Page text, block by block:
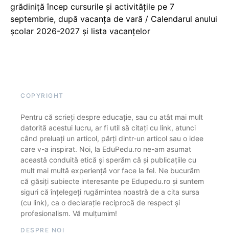
grădiniță încep cursurile și activitățile pe 7
septembrie, după vacanța de vară / Calendarul anului
școlar 2026-2027 și lista vacanțelor
COPYRIGHT
Pentru că scrieți despre educație, sau cu atât mai mult
datorită acestui lucru, ar fi util să citați cu link, atunci
când preluați un articol, părți dintr-un articol sau o idee
care v-a inspirat. Noi, la EduPedu.ro ne-am asumat
această conduită etică și sperăm că și publicațiile cu
mult mai multă experiență vor face la fel. Ne bucurăm
că găsiți subiecte interesante pe Edupedu.ro și suntem
siguri că înțelegeți rugămintea noastră de a cita sursa
(cu link), ca o declarație reciprocă de respect și
profesionalism. Vă mulțumim!
DESPRE NOI